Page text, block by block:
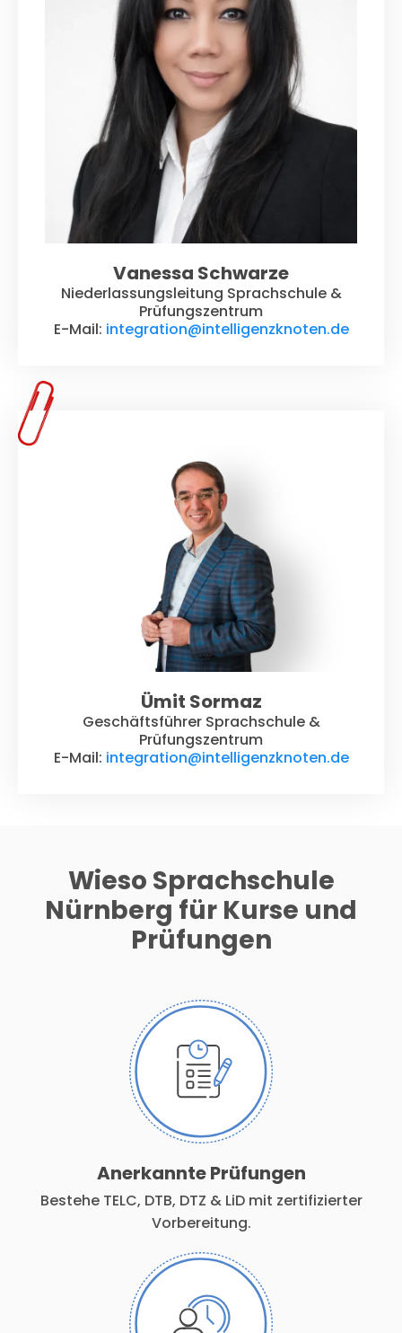
Vanessa Schwarze
Niederlassungsleitung Sprachschule &
Prüfungszentrum
E-Mail: integration@intelligenzknoten.de
Ümit Sormaz
Geschäftsführer Sprachschule &
Prüfungszentrum
E-Mail: integration@intelligenzknoten.de
Wieso Sprachschule
Nürnberg für Kurse und
Prüfungen
Anerkannte Prüfungen
Bestehe TELC, DTB, DTZ & LiD mit zertifizierter
Vorbereitung.